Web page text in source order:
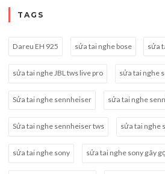
TAGS
Dareu EH 925 sửa tai nghe bose sửa
sửa tai nghe JBL tws live pro sửa tai nghe
Sửa tai nghe sennheiser sửa tai nghe
Sửa tai nghe sennheiser tws sửa tai nghe
sửa tai nghe sony sửa tai nghe sony gãy